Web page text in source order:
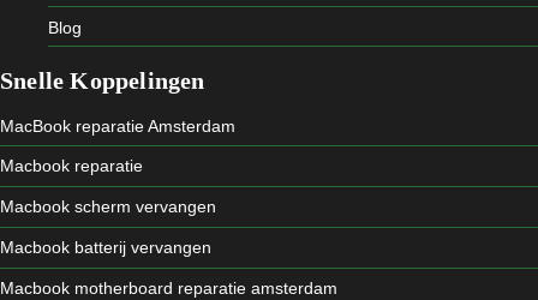
Blog
Snelle Koppelingen
MacBook reparatie Amsterdam
Macbook reparatie
Macbook scherm vervangen
Macbook batterij vervangen
Macbook motherboard reparatie amsterdam